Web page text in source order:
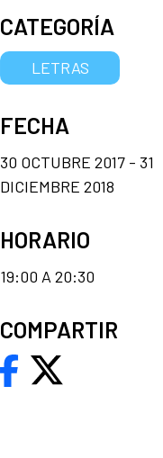
CATEGORÍA
LETRAS
FECHA
30 OCTUBRE 2017 - 31
DICIEMBRE 2018
HORARIO
19:00 A 20:30
COMPARTIR